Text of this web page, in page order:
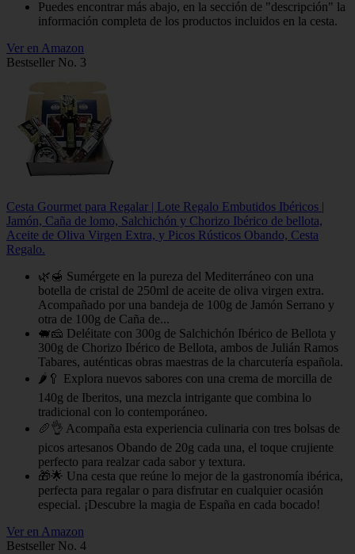
Puedes encontrar más abajo, en la sección de "descripción" la
información completa de los productos incluidos en la cesta.
Ver en Amazon
Bestseller No. 3
Cesta Gourmet para Regalar | Lote Regalo Embutidos Ibéricos |
Jamón, Caña de lomo, Salchichón y Chorizo Ibérico de bellota,
Aceite de Oliva Virgen Extra, y Picos Rústicos Obando, Cesta
Regalo.
🌿🍯 Sumérgete en la pureza del Mediterráneo con una
botella de cristal de 250ml de aceite de oliva virgen extra.
Acompañado por una bandeja de 100g de Jamón Serrano y
otra de 100g de Caña de...
🐖🧀 Deléitate con 300g de Salchichón Ibérico de Bellota y
300g de Chorizo Ibérico de Bellota, ambos de Julián Ramos
Tabares, auténticas obras maestras de la charcutería española.
🌶️🥄 Explora nuevos sabores con una crema de morcilla de
140g de Iberitos, una mezcla intrigante que combina lo
tradicional con lo contemporáneo.
🥖👌 Acompaña esta experiencia culinaria con tres bolsas de
picos artesanos Obando de 20g cada una, el toque crujiente
perfecto para realzar cada sabor y textura.
🎁🌟 Una cesta que reúne lo mejor de la gastronomía ibérica,
perfecta para regalar o para disfrutar en cualquier ocasión
especial. ¡Descubre la magia de España en cada bocado!
Ver en Amazon
Bestseller No. 4